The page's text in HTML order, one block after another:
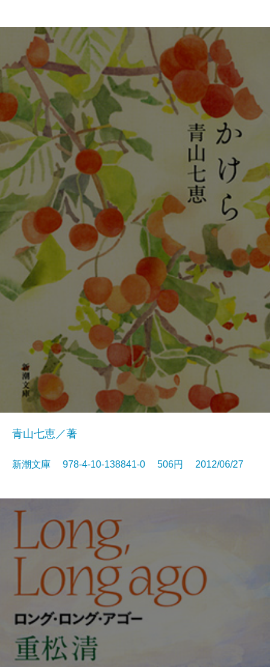
青山七恵／著
新潮文庫 978-4-10-138841-0 506円 2012/06/27